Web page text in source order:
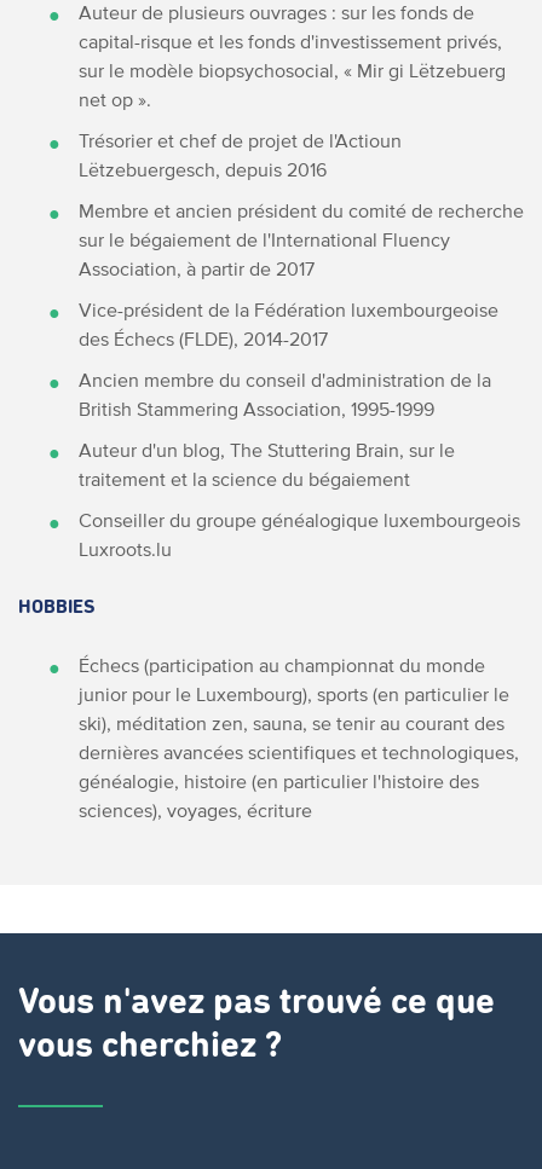
Auteur de plusieurs ouvrages : sur les fonds de
capital-risque et les fonds d'investissement privés,
sur le modèle biopsychosocial, « Mir gi Lëtzebuerg
net op ».
Trésorier et chef de projet de l'Actioun
Lëtzebuergesch, depuis 2016
Membre et ancien président du comité de recherche
sur le bégaiement de l'International Fluency
Association, à partir de 2017
Vice-président de la Fédération luxembourgeoise
des Échecs (FLDE), 2014-2017
Ancien membre du conseil d'administration de la
British Stammering Association, 1995-1999
Auteur d'un blog, The Stuttering Brain, sur le
traitement et la science du bégaiement
Conseiller du groupe généalogique luxembourgeois
Luxroots.lu
HOBBIES
Échecs (participation au championnat du monde
junior pour le Luxembourg), sports (en particulier le
ski), méditation zen, sauna, se tenir au courant des
dernières avancées scientifiques et technologiques,
généalogie, histoire (en particulier l'histoire des
sciences), voyages, écriture
Vous n'avez pas trouvé ce que
vous cherchiez ?